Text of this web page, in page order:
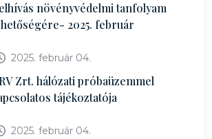
növényvédelmi tanfolyam
2025. február
2025. február 04.
Zrt. hálózati próbaüzemmel
tájékoztatója
2025. február 04.